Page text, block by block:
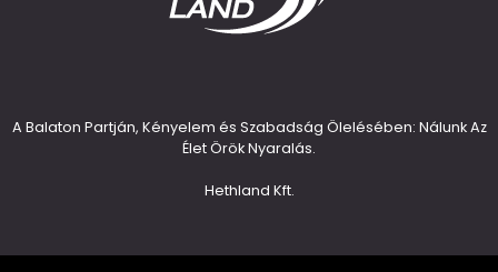
A Balaton Partján, Kényelem és Szabadság Ölelésében: Nálunk Az
Élet Örök Nyaralás.
Hethland Kft.